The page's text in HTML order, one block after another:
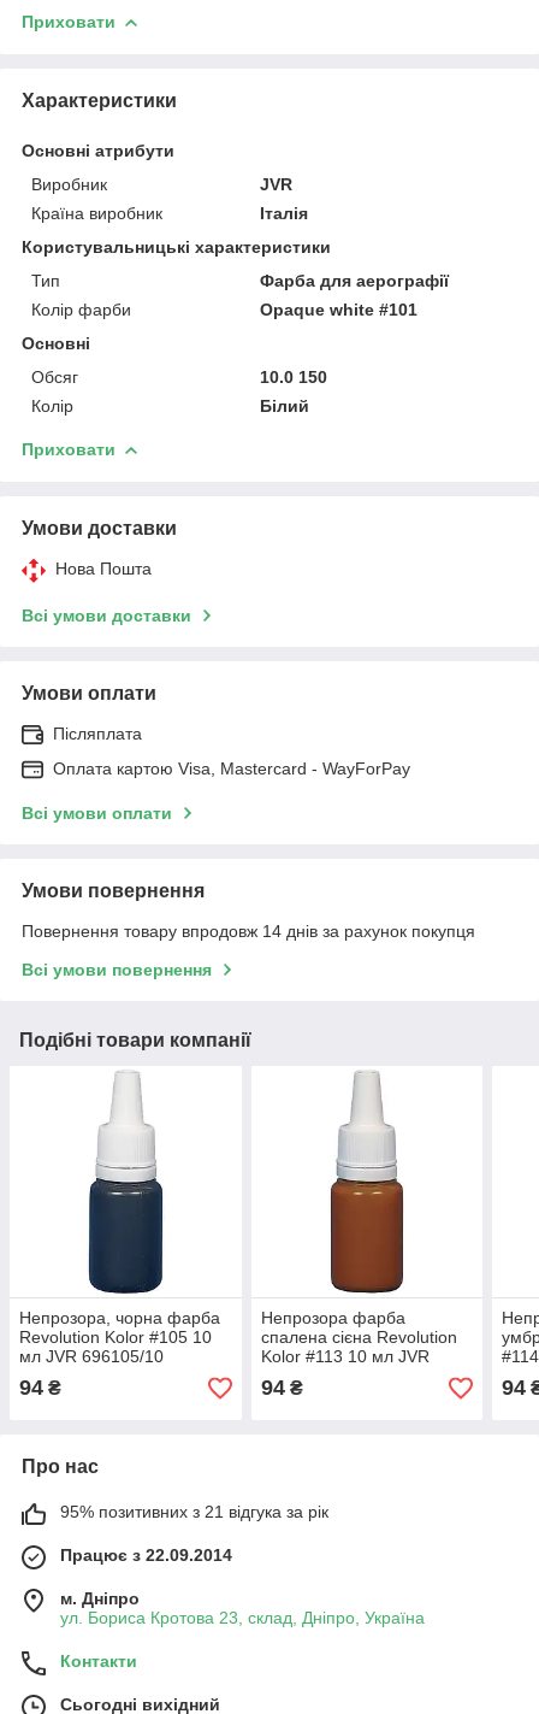
Приховати
Характеристики
Основні атрибути
Виробник
JVR
Країна виробник
Італія
Користувальницькі характеристики
Тип
Фарба для аерографії
Колір фарби
Opaque white #101
Основні
Обсяг
10.0 150
Колір
Білий
Приховати
Умови доставки
Нова Пошта
Всі умови доставки
Умови оплати
Післяплата
Оплата картою Visa, Mastercard - WayForPay
Всі умови оплати
Умови повернення
Повернення товару впродовж 14 днів за рахунок покупця
Всі умови повернення
Подібні товари компанії
Непрозора, чорна фарба
Revolution Kolor #105 10
мл JVR 696105/10
94 ₴
Непрозора фарба
спалена сієна Revolution
Kolor #113 10 мл JVR
696113/10
94₴ 94
Про нас
95% позитивних з 21 відгука за рік
Працює з 22.09.2014
м. Дніпро
ул. Бориса Кротова 23, склад, Дніпро, Україна
Контакти
Сьогодні вихідний